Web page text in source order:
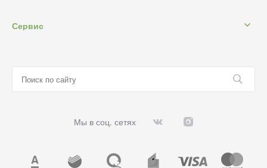
Сервис
Мы в соц. сетях